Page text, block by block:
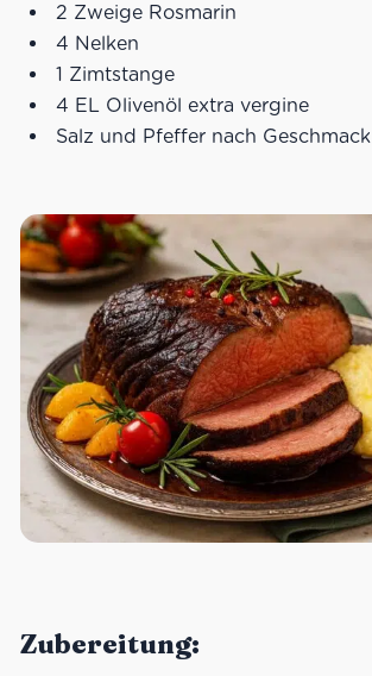
2 Zweige Rosmarin
4 Nelken
1 Zimtstange
4 EL Olivenöl extra vergine
Salz und Pfeffer nach Geschmack
Zubereitung: